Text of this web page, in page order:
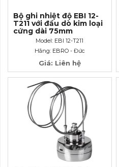
Bộ ghi nhiệt độ EBI 12-
T211 với đầu dò kim loại
cứng dài 75mm
Model: EBI 12-T211
Hãng: EBRO - Đức
Giá: Liên hệ